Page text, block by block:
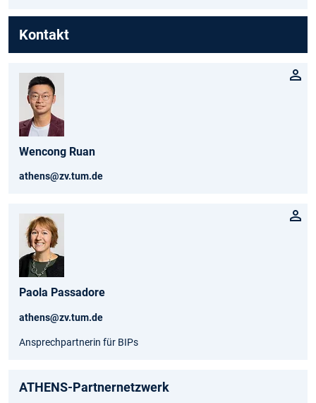
Kontakt
Wencong Ruan
athens@zv.tum.de
Paola Passadore
athens@zv.tum.de
Ansprechpartnerin für BIPs
ATHENS-Partnernetzwerk